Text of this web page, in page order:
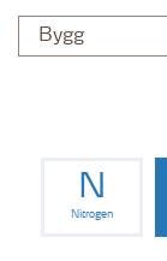
N
Nitrogen